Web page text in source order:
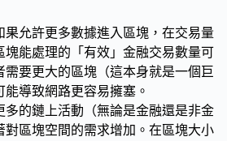
果允許更多數據進入區塊，在交易量
塊能處理的「有效」金融交易數量可
需要更大的區塊（這本身就是一個巨
導致網路更容易擁塞。
多的鏈上活動（無論是金融還是非金
對區塊空間的需求增加。在區塊大小